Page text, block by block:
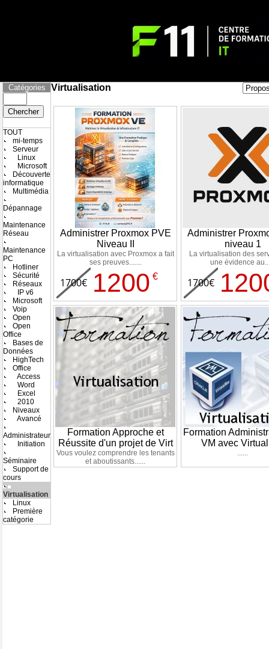
Catégories
TOUT
mi-temps
Serveur
Linux
Microsoft
Découverte
informatique
Multimédia
Dépannage
Maintenance
Réseau
Maintenance
PC
Hotliner
Sécurité
Réseaux
IP v6
Microsoft
Voip
Open
Open
Office
Bases de
Données
HighTech
Office
Access
Word
Excel
2010
Niveaux
Avancé
Administrateur
Initiation
Séminaire
Support de
cours
Virtualisation
Linux
Première
catégorie
Virtualisation
Administrer Proxmox PVE
Niveau II
La virtualisation avec Proxmox a fait
ses preuves.......
1700€ 1200 €
Administrer
niveau 1
La virtualisation des
une évidence
1700€
Formation Approche et
Réussite d'un projet de Virt
Vous voulez comprendre les tenants
et aboutissants......
Formation
VM avec
......